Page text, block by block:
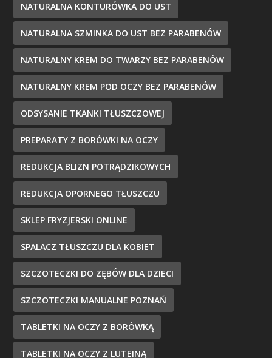
NATURALNA KONTURÓWKA DO UST
NATURALNA SZMINKA DO UST BEZ PARABENÓW
NATURALNY KREM DO TWARZY BEZ PARABENÓW
NATURALNY KREM POD OCZY BEZ PARABENÓW
ODSYSANIE TKANKI TŁUSZCZOWEJ
PREPARATY Z BORÓWKI NA OCZY
REDUKCJA BLIZN POTRĄDZIKOWYCH
REDUKCJA OPORNEGO TŁUSZCZU
SKLEP FRYZJERSKI ONLINE
SPALACZ TŁUSZCZU DLA KOBIET
SZCZOTECZKI DO ZĘBÓW DLA DZIECI
SZCZOTECZKI MANUALNE POZNAŃ
TABLETKI NA OCZY Z BORÓWKĄ
TABLETKI NA OCZY Z LUTEINĄ